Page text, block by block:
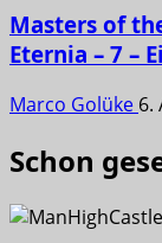
Masters of
Eternia – 7 –
Marco Golüke 6.
Schon